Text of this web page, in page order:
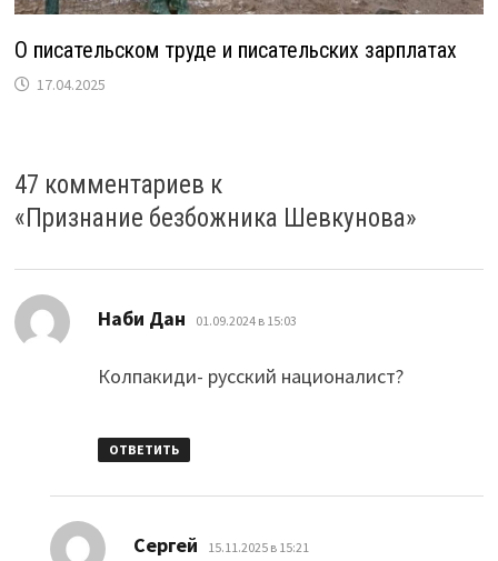
О писательском труде и писательских зарплатах
17.04.2025
47 комментариев к
«Признание безбожника Шевкунова»
Наби Дан 01.09.2024 в 15:03
Колпакиди- русский националист?
ОТВЕТИТЬ
Сергей 15.11.2025 в 15:21